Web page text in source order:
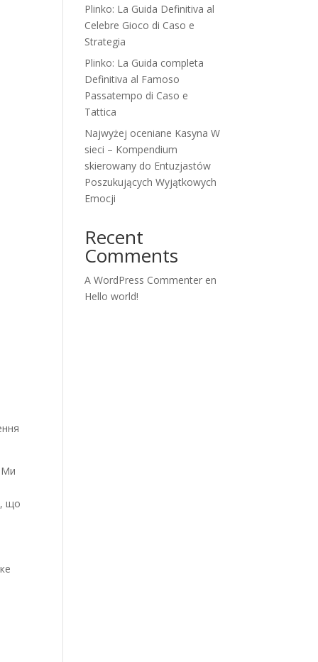
Ми
що
Plinko: La Guida Definitiva al
Celebre Gioco di Caso e
Strategia
Plinko: La Guida completa
Definitiva al Famoso
Passatempo di Caso e
Tattica
Najwyżej oceniane Kasyna W
sieci – Kompendium
skierowany do Entuzjastów
Poszukujących Wyjątkowych
Emocji
Recent
Comments
A WordPress Commenter en
Hello world!